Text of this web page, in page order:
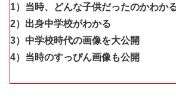
1）当時、どんな子供だったのかわかる
2）出身中学校がわかる
3）中学校時代の画像を大公開
4）当時のすっぴん画像も公開